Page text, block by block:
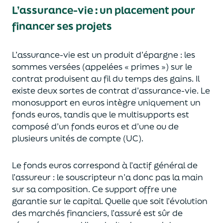
L’assurance-vie : un placement pour
financer ses projets
L’assurance-vie est un produit d’épargne : les
sommes versées (appelées « primes ») sur le
contrat produisent au fil du temps des gains. Il
existe deux sortesde contrat d’assurance-vie. Le
monosupport en euros intègre uniquement un
fonds euros, tandis que le multisupports est
composé d’un fonds euros et d’une ou de
plusieurs unités de compte (UC).
Le fonds euros correspond à l’actif général de
l’assureur : le souscripteur n’a donc pas la main
sur sa composition. Ce support offre une
garantie sur le capital. Quelle que soit l’évolution
des marchés financiers, l’assuré est sûr de